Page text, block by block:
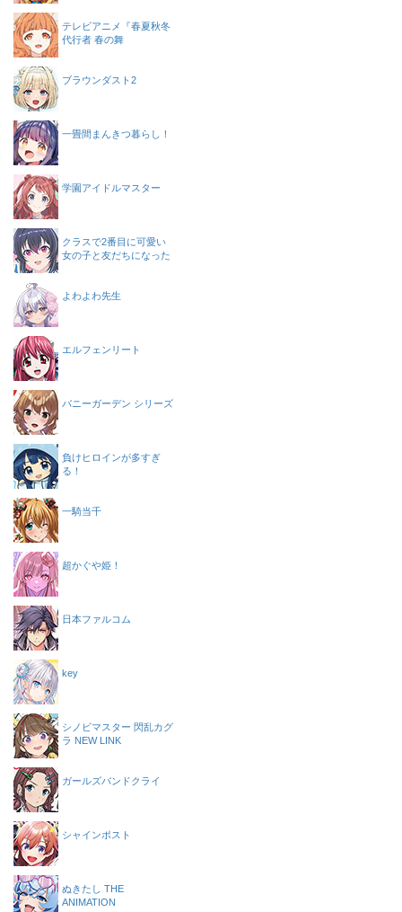
テレビアニメ『春夏秋冬
代行者 春の舞
ブラウンダスト2
一畳間まんきつ暮らし！
学園アイドルマスター
クラスで2番目に可愛い
女の子と友だちになった
よわよわ先生
エルフェンリート
バニーガーデン シリーズ
負けヒロインが多すぎ
る！
一騎当千
超かぐや姫！
日本ファルコム
key
シノビマスター 閃乱カグ
ラ NEW LINK
ガールズバンドクライ
シャインポスト
ぬきたし THE
ANIMATION